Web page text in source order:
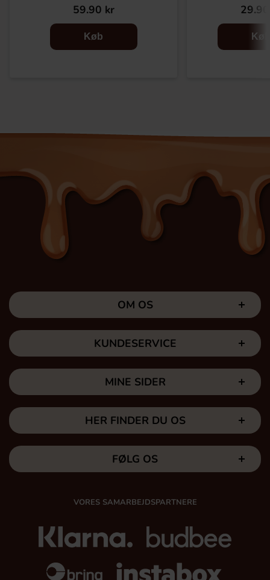
59.90 kr
Køb Køb
OM OS
KUNDESERVICE
MINE SIDER
HER FINDER DU OS
FØLG OS
VORES SAMARBEJDSPARTNERE